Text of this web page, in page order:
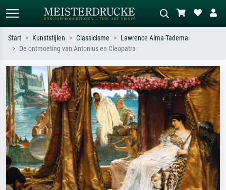
Zoek op kunstenaar, titel of stijl – bijv.
Monet, Sterrennacht, impressionisme,
Hokusai-golf, naakt.
Beschrijf de scène – bijv. groene
weide, abstract met veel rood, donker
olieverfschilderij, staand naakt naast
een boom.
Start Kunststijlen Classicisme
Lawrence Alma-Tadema
De ontmoeting van Antonius en Cleopatra